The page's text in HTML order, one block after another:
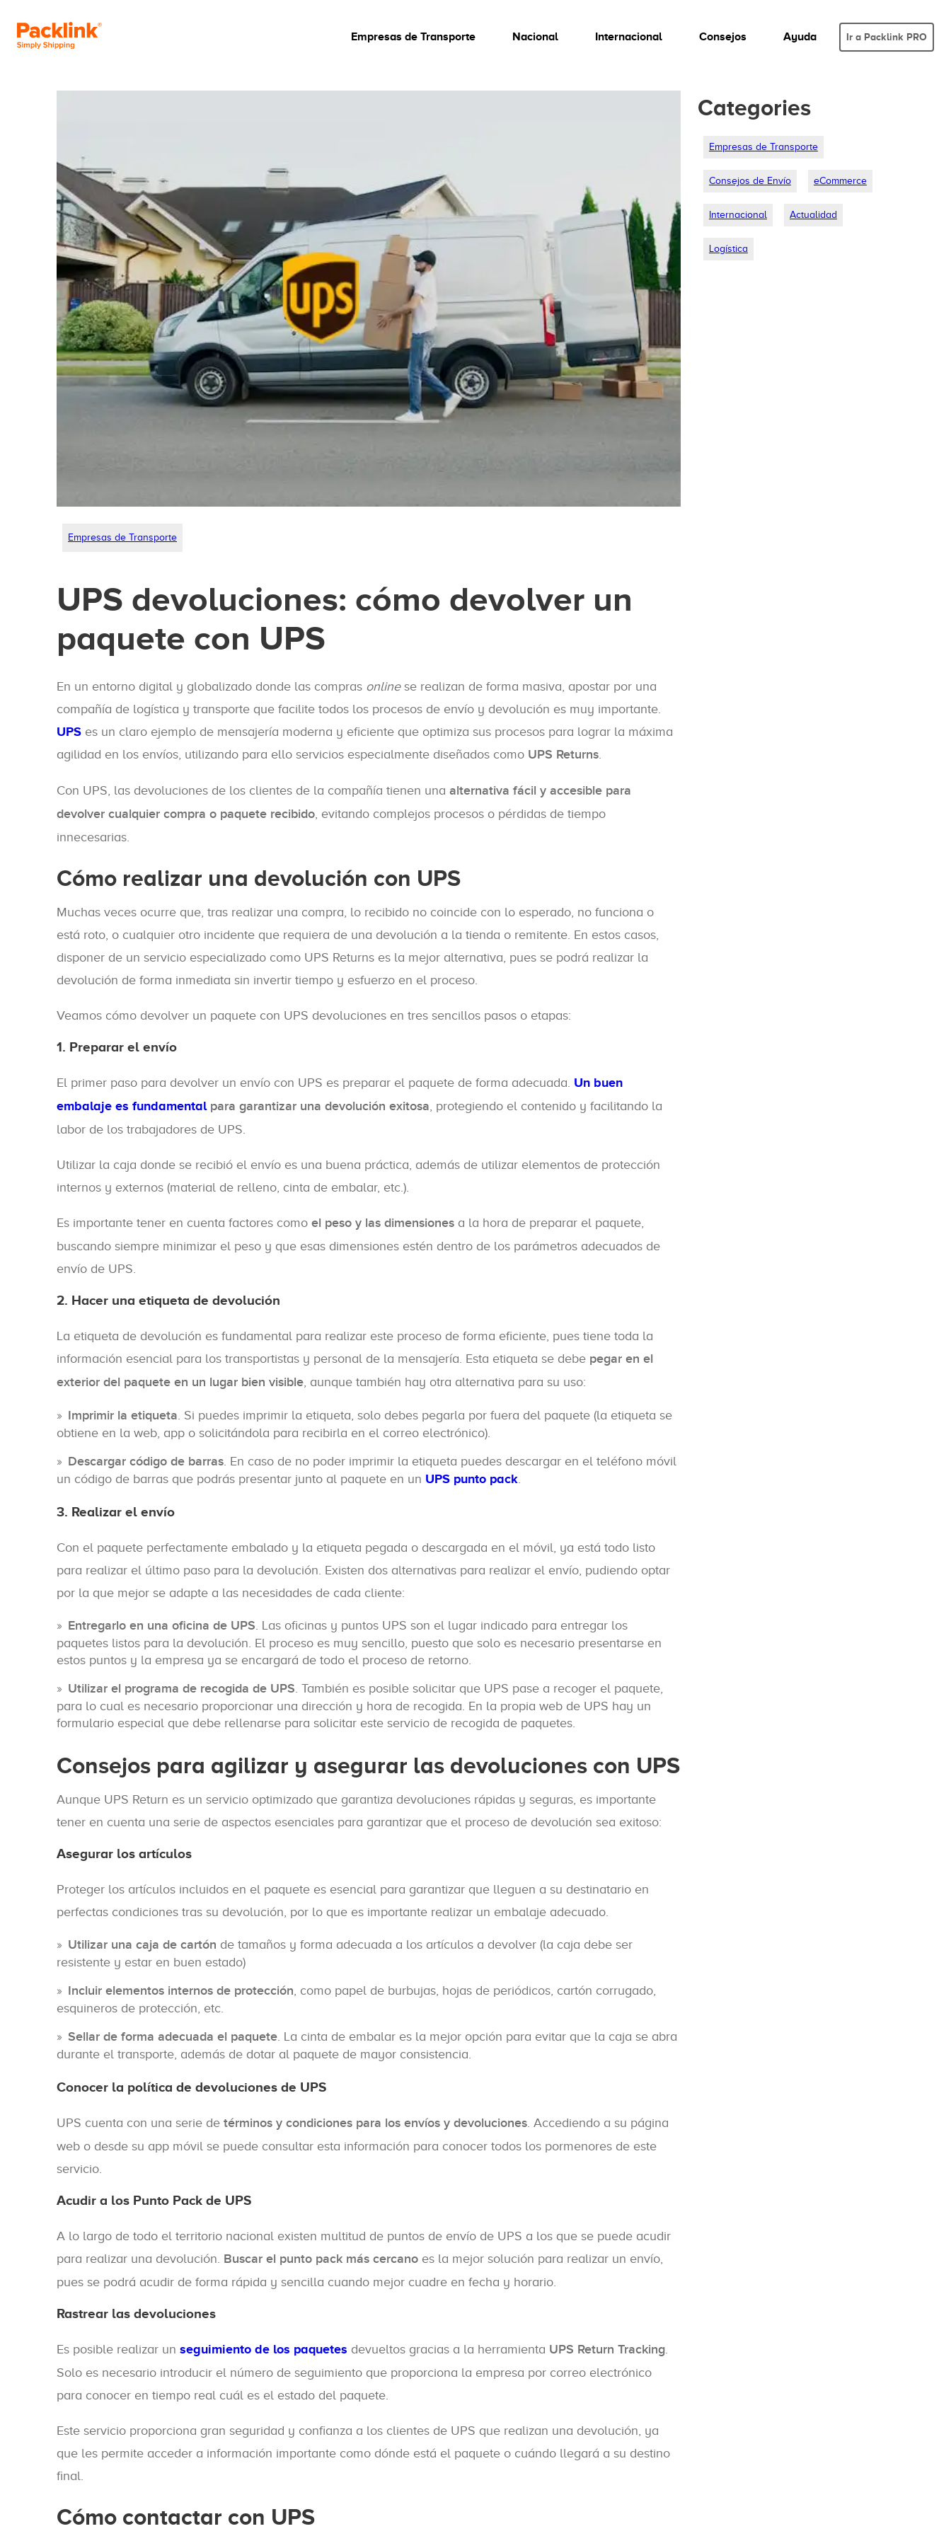
Empresas de Transporte Nacional Internacional Consejos Ayuda Ir a Packlink PRO
Empresas de Transporte
UPS devoluciones: cómo devolver un
paquete con UPS
En un entorno digital y globalizado donde las compras onlinese realizan de forma masiva, apostar por una
compañía de logística y transporte que facilite todos los procesos de envío y devolución es muy importante.
UPS es un claro ejemplo de mensajería moderna y eficiente que optimiza sus procesos para lograr la máxima
agilidad en los envíos, utilizando para ello servicios especialmente diseñados como UPS Returns.
Con UPS, las devoluciones de los clientes de la compañía tienen una alternativa fácil y accesible para
devolver cualquier compra o paquete recibido, evitando complejos procesos o pérdidas de tiempo
innecesarias.
Cómo realizar una devolución con UPS
Muchas veces ocurre que, tras realizar una compra, lo recibido no coincide con lo esperado, no funciona o
está roto, o cualquier otro incidente que requiera de una devolución a la tienda o remitente. En estos casos,
disponer de un servicio especializado como UPS Returns es la mejor alternativa, pues se podrá realizar la
devolución de forma inmediata sin invertir tiempo y esfuerzo en el proceso.
Veamos cómo devolver un paquete con UPS devoluciones en tres sencillos pasos o etapas:
1. Preparar el envío
El primer paso para devolver un envío con UPS es preparar el paquete de forma adecuada. Un buen
embalaje es fundamentalpara garantizar una devolución exitosa, protegiendo el contenido y facilitando la
labor de los trabajadores de UPS.
Utilizar la caja donde se recibió el envío es una buena práctica, además de utilizar elementos de protección
internos y externos (material de relleno, cinta de embalar, etc.).
Es importante tener en cuenta factores como el peso y las dimensiones a la hora de preparar el paquete,
buscando siempre minimizar el peso y que esas dimensiones estén dentro de los parámetros adecuados de
envío de UPS.
2. Hacer una etiqueta de devolución
La etiqueta de devolución es fundamental para realizar este proceso de forma eficiente, pues tiene toda la
información esencial para los transportistas y personal de la mensajería. Esta etiqueta se debe pegar en el
exterior del paquete en un lugar bien visible, aunque también hay otra alternativa para su uso:
Imprimir la etiqueta. Si puedes imprimir la etiqueta, solo debes pegarla por fuera del paquete (la etiqueta se
obtiene en la web, app o solicitándola para recibirla en el correo electrónico).
Descargar código de barras. En caso de no poder imprimir la etiqueta puedes descargar en el teléfono móvil
un código de barras que podrás presentar junto al paquete en un UPS punto pack.
3. Realizar el envío
Con el paquete perfectamente embalado y la etiqueta pegada o descargada en el móvil, ya está todo listo
para realizar el último paso para la devolución. Existen dos alternativas para realizar el envío, pudiendo optar
por la que mejor se adapte a las necesidades de cada cliente:
Entregarlo en una oficina de UPS. Las oficinas y puntos UPS son el lugar indicado para entregar los
paquetes listos para la devolución. El proceso es muy sencillo, puesto que solo es necesario presentarse en
estos puntos y la empresa ya se encargará de todo el proceso de retorno.
Utilizar el programa de recogida de UPS. También es posible solicitar que UPS pase a recoger el paquete,
para lo cual es necesario proporcionar una dirección y hora de recogida. En la propia web de UPS hay un
formulario especial que debe rellenarse para solicitar este servicio de recogida de paquetes.
Consejos para agilizar y asegurar las devoluciones con UPS
Aunque UPS Return es un servicio optimizado que garantiza devoluciones rápidas y seguras, es importante
tener en cuenta una serie de aspectos esenciales para garantizar que el proceso de devolución sea exitoso:
Asegurar los artículos
Proteger los artículos incluidos en el paquete es esencial para garantizar que lleguen a su destinatario en
perfectas condiciones tras su devolución, por lo que es importante realizar un embalaje adecuado.
Utilizar una caja de cartón de tamaños y forma adecuada a los artículos a devolver (la caja debe ser
resistente y estar en buen estado)
Incluir elementos internos de protección, como papel de burbujas, hojas de periódicos, cartón corrugado,
esquineros de protección, etc.
Sellar de forma adecuada el paquete. La cinta de embalar es la mejor opción para evitar que la caja se abra
durante el transporte, además de dotar al paquete de mayor consistencia.
Conocer la política de devoluciones de UPS
UPS cuenta con una serie de términos y condiciones para los envíos y devoluciones. Accediendo a su página
web o desde su app móvil se puede consultar esta información para conocer todos los pormenores de este
servicio.
Acudir a los Punto Pack de UPS
A lo largo de todo el territorio nacional existen multitud de puntos de envío de UPS a los que se puede acudir
para realizar una devolución. Buscar el punto pack más cercano es la mejor solución para realizar un envío,
pues se podrá acudir de forma rápida y sencilla cuando mejor cuadre en fecha y horario.
Rastrear las devoluciones
Es posible realizar un seguimiento de los paquetes devueltos gracias a la herramienta UPS Return Tracking.
Solo es necesario introducir el número de seguimiento que proporciona la empresa por correo electrónico
para conocer en tiempo real cuál es el estado del paquete.
Este servicio proporciona gran seguridad y confianza a los clientes de UPS que realizan una devolución, ya
que les permite acceder a información importante como dónde está el paquete o cuándo llegará a su destino
final.
Cómo contactar con UPS
Categories
Empresas de Transporte
Consejos de Envío eCommerce
Internacional Actualidad
Logística